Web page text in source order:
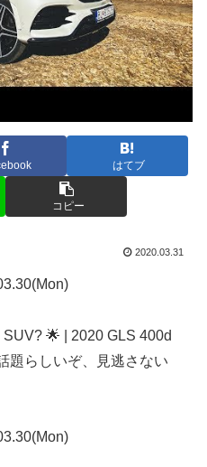
はてブ
コピー
2020.03.31
🌟 | 2020 GLS 400d
題らしいぞ、見逃さない